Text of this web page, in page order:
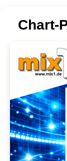
Chart-